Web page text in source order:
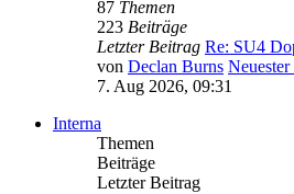
87 Themen
223 Beiträge
Letzter Beitrag Re: SU4
von Declan Burns
7. Aug 2026, 09:31
Interna
Themen
Beiträge
Letzter Beitrag